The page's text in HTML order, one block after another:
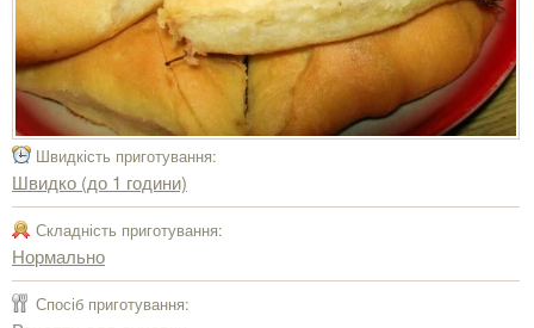
Швидкість приготування:
Швидко (до 1 години)
Складність приготування:
Нормально
Спосіб приготування: